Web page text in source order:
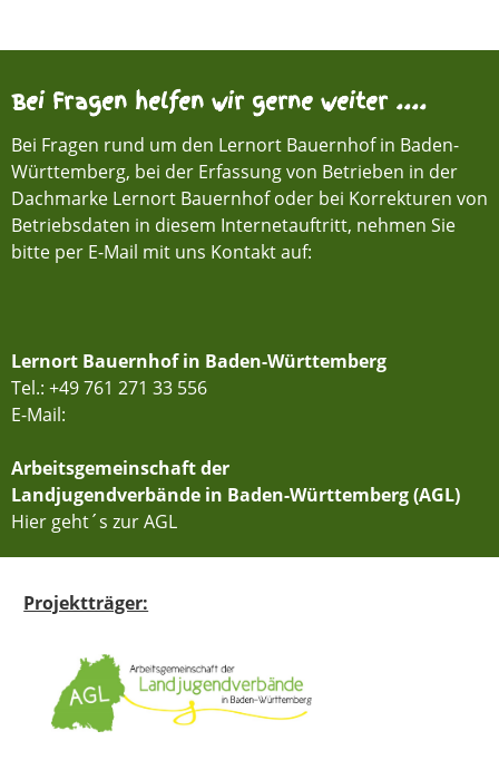
Bei Fragen helfen wir gerne weiter ....
Bei Fragen rund um den Lernort Bauernhof in Baden-
Württemberg, bei der Erfassung von Betrieben in der
Dachmarke Lernort Bauernhof oder bei Korrekturen von
Betriebsdaten in diesem Internetauftritt, nehmen Sie
bitte per E-Mail mit uns Kontakt auf:
Lernort Bauernhof in Baden-Württemberg
Tel.: +49 761 271 33 556
E-Mail:
Arbeitsgemeinschaft der
Landjugendverbände in Baden-Württemberg (AGL)
Hier geht´s zur AGL
Projektträger: